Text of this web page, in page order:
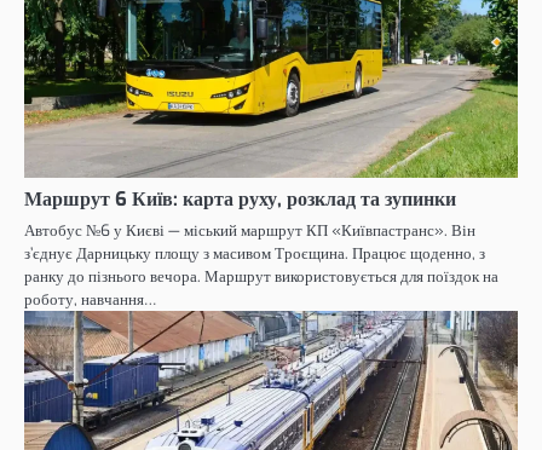
Маршрут 6 Київ: карта руху, розклад та зупинки
Автобус №6 у Києві — міський маршрут КП «Київпастранс». Він
з’єднує Дарницьку площу з масивом Троєщина. Працює щоденно, з
ранку до пізнього вечора. Маршрут використовується для поїздок на
роботу, навчання…